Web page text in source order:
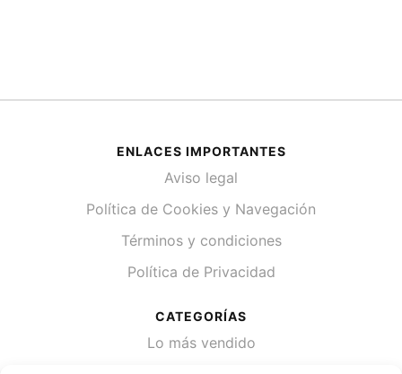
ENLACES IMPORTANTES
Aviso legal
Política de Cookies y Navegación
Términos y condiciones
Política de Privacidad
CATEGORÍAS
Lo más vendido